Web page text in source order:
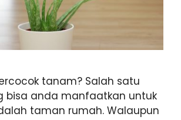
tanam? Salah satu
bisa anda manfaatkan untuk
taman rumah. Walaupun